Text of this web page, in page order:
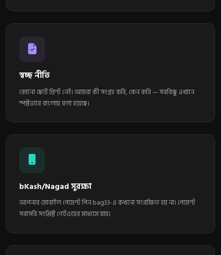
স্বচ্ছ নীতি
কোনো ছোট প্রিন্ট নেই। আমরা কী সংগ্রহ করি, কেন করি — সবকিছু এখানে
স্পষ্টভাবে বাংলায় বলা হয়েছে।
bKash/Nagad সুরক্ষা
আপনার মোবাইল পেমেন্ট পিন bag33-এ কখনো সংরক্ষিত হয় না। পেমেন্ট
সরাসরি সংশ্লিষ্ট গেটওয়ের মাধ্যমে যায়।